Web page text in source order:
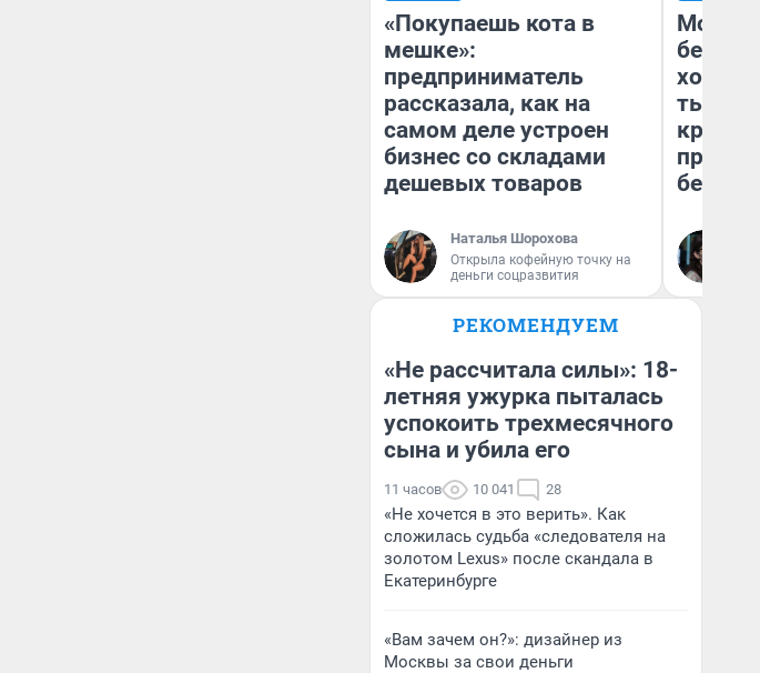
«Покупаешь кота в
мешке»:
предприниматель
рассказала, как на
самом деле устроен
бизнес со складами
дешевых товаров
Наталья Шорохова
Открыла кофейную точку на
деньги соцразвития
Мой
хотела
тысяч,
РЕКОМЕНДУЕМ
«Не рассчитала силы»: 18-
летняя ужурка пыталась
успокоить трехмесячного
сына и убила его
11 часов 10 041 28
«Не хочется в это верить». Как
сложилась судьба «следователя на
золотом Lexus» после скандала в
Екатеринбурге
«Вам зачем он?»: дизайнер из
Москвы за свои деньги